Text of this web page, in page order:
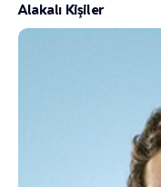
Alakalı Kişiler